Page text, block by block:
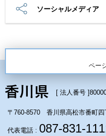
ソーシャルメディア
ペー
[ 法人番号 ]
〒760-8570 香川県高松市番町四
代表電話 : 087-831-